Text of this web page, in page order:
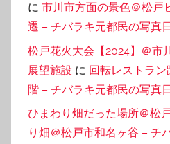
に 市川市方面の景色＠松戸
遷 – チバラキ元都民の写真
松戸花火大会【2024】＠市
展望施設 に 回転レストラ
階 – チバラキ元都民の写真
ひまわり畑だった場所＠松
り畑＠松戸市和名ヶ谷 – チ